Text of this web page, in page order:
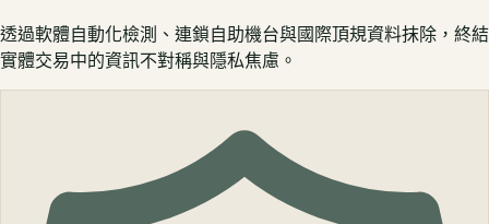
透過軟體自動化檢測、連鎖自助機台與國際頂規資料抹除，終結
實體交易中的資訊不對稱與隱私焦慮。